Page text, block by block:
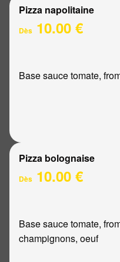
Pizza napolitaine
Dès 10.00 €
Base sauce tomate,
Pizza bolognaise
Dès 10.00 €
Base sauce tomate,
champignons, oeuf